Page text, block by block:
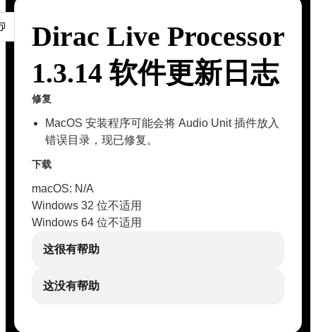
Dirac Live Processor
1.3.14 软件更新日志
修复
MacOS 安装程序可能会将 Audio Unit 插件放入
错误目录，现已修复。
下载
macOS: N/A
Windows 32 位不适用
Windows 64 位不适用
这很有帮助
这没有帮助